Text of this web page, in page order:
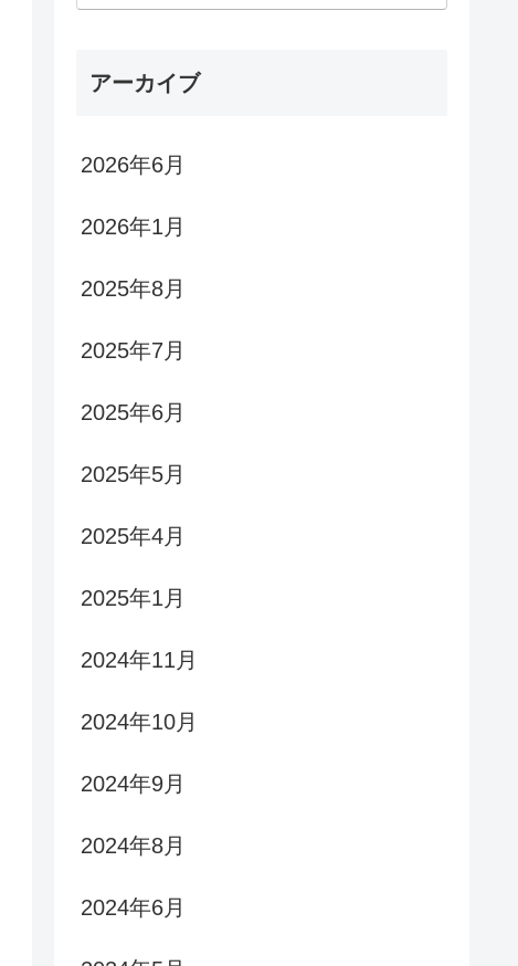
アーカイブ
2026年6月
2026年1月
2025年8月
2025年7月
2025年6月
2025年5月
2025年4月
2025年1月
2024年11月
2024年10月
2024年9月
2024年8月
2024年6月